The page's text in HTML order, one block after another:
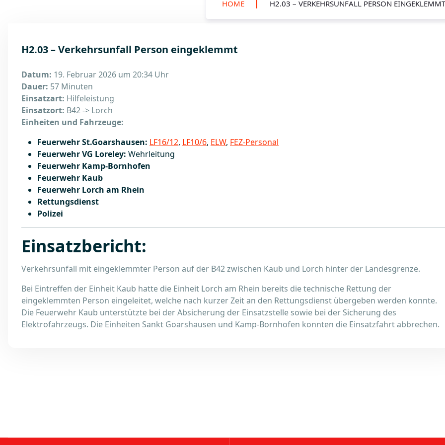
HOME H2.03 – VERKEHRSUNFALL PERSON EINGEKLEMMT
H2.03 – Verkehrsunfall Person eingeklemmt
Datum: 19. Februar 2026 um 20:34 Uhr
Dauer: 57 Minuten
Einsatzart: Hilfeleistung
Einsatzort: B42 -> Lorch
Einheiten und Fahrzeuge:
Feuerwehr St.Goarshausen: LF16/12, LF10/6, ELW, FEZ-Personal
Feuerwehr VG Loreley: Wehrleitung
Feuerwehr Kamp-Bornhofen
Feuerwehr Kaub
Feuerwehr Lorch am Rhein
Rettungsdienst
Polizei
Einsatzbericht:
Verkehrsunfall mit eingeklemmter Person auf der B42 zwischen Kaub und Lorch hinter der Landesgrenze.
Bei Eintreffen der Einheit Kaub hatte die Einheit Lorch am Rhein bereits die technische Rettung der
eingeklemmten Person eingeleitet, welche nach kurzer Zeit an den Rettungsdienst übergeben werden konnte.
Die Feuerwehr Kaub unterstützte bei der Absicherung der Einsatzstelle sowie bei der Sicherung des
Elektrofahrzeugs. Die Einheiten Sankt Goarshausen und Kamp-Bornhofen konnten die Einsatzfahrt abbrechen.